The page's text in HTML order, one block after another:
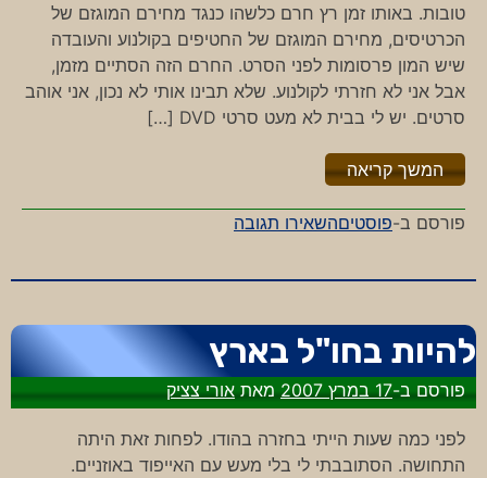
טובות. באותו זמן רץ חרם כלשהו כנגד מחירם המוגזם של
הכרטיסים, מחירם המוגזם של החטיפים בקולנוע והעובדה
שיש המון פרסומות לפני הסרט. החרם הזה הסתיים מזמן,
אבל אני לא חזרתי לקולנוע. שלא תבינו אותי לא נכון, אני אוהב
סרטים. יש לי בבית לא מעט סרטי DVD […]
המשך קריאה"%s"
פורסם ב-פוסטיםהשאירו תגובה
ו…
להיות בחו"ל בארץ
פורסם ב-17 במרץ 2007 מאתאורי צציק
לפני כמה שעות הייתי בחזרה בהודו. לפחות זאת היתה
התחושה. הסתובבתי לי בלי מעש עם האייפוד באוזניים.